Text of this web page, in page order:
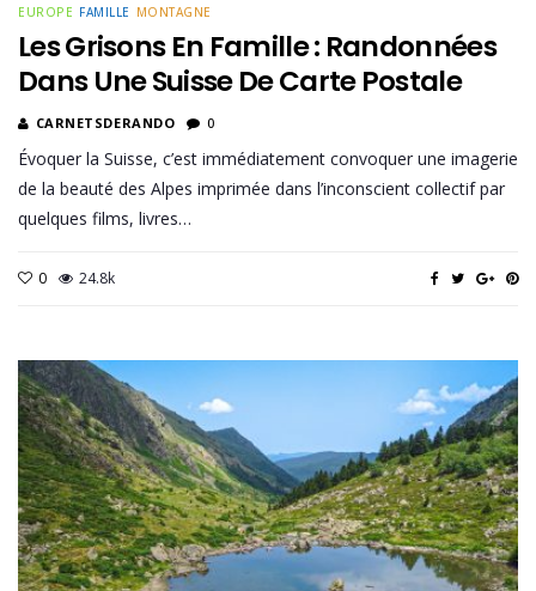
EUROPE FAMILLE MONTAGNE
Les Grisons En Famille : Randonnées
Dans Une Suisse De Carte Postale
CARNETSDERANDO 0
Évoquer la Suisse, c’est immédiatement convoquer une imagerie
de la beauté des Alpes imprimée dans l’inconscient collectif par
quelques films, livres…
0 24.8k